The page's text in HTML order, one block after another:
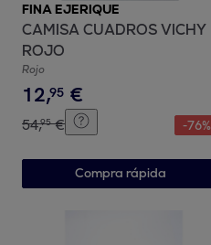
FINA EJERIQUE
CAMISA CUADROS VICHY
ROJO
Rojo
12,95 €
54,95 € -76%
Compra rápida